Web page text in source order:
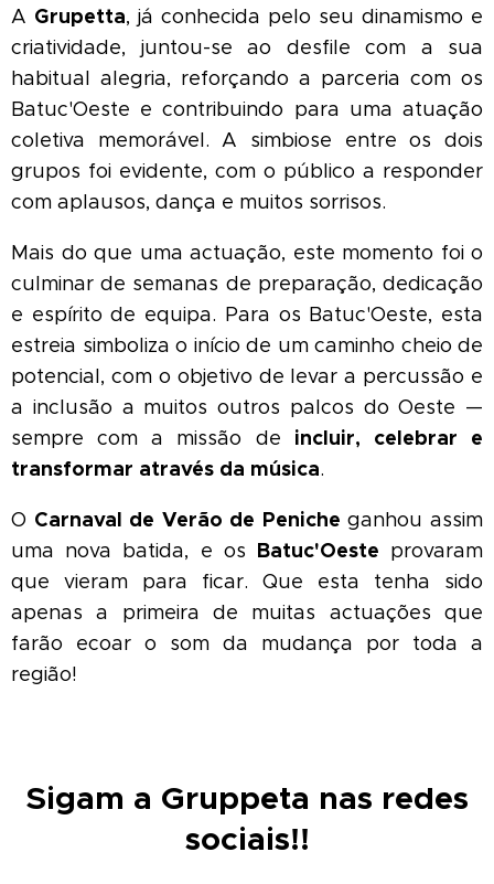
A Grupetta, já conhecida pelo seu dinamismo e
criatividade, juntou-se ao desfile com a sua
habitual alegria, reforçando a parceria com os
Batuc'Oeste e contribuindo para uma atuação
coletiva memorável. A simbiose entre os dois
grupos foi evidente, com o público a responder
com aplausos, dança e muitos sorrisos.
Mais do que uma actuação, este momento foi o
culminar de semanas de preparação, dedicação
e espírito de equipa. Para os Batuc'Oeste, esta
estreia simboliza o início de um caminho cheio de
potencial, com o objetivo de levar a percussão e
a inclusão a muitos outros palcos do Oeste —
sempre com a missão de incluir, celebrar e
transformar através da música.
O Carnaval de Verão de Peniche ganhou assim
uma nova batida, e os Batuc'Oeste provaram
que vieram para ficar. Que esta tenha sido
apenas a primeira de muitas actuações que
farão ecoar o som da mudança por toda a
região!
Sigam a Gruppeta nas redes
sociais!!